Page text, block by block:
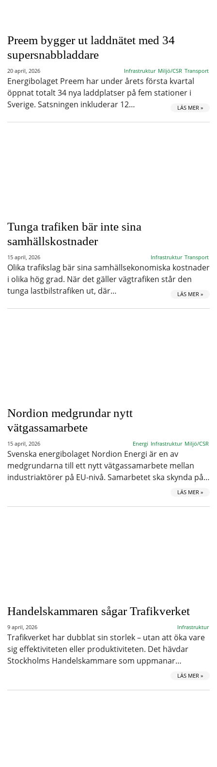
Preem bygger ut laddnätet med 34
supersnabbladdare
20 april, 2026 Infrastruktur Miljö/CSR Transport
Energibolaget Preem har under årets första kvartal
öppnat totalt 34 nya laddplatser på fem stationer i
Sverige. Satsningen inkluderar 12…
LÄS MER »
Tunga trafiken bär inte sina
samhällskostnader
15 april, 2026 Infrastruktur Transport
Olika trafikslag bär sina samhällsekonomiska kostnader
i olika hög grad. När det gäller vägtrafiken står den
tunga lastbilstrafiken ut, där…
LÄS MER »
Nordion medgrundar nytt
vätgassamarbete
15 april, 2026 Energi Infrastruktur Miljö/CSR
Svenska energibolaget Nordion Energi är en av
medgrundarna till ett nytt vätgassamarbete mellan
industriaktörer på EU-nivå. Samarbetet ska skynda på…
LÄS MER »
Handelskammaren sågar Trafikverket
9 april, 2026 Infrastruktur
Trafikverket har dubblat sin storlek – utan att öka vare
sig effektiviteten eller produktiviteten. Det hävdar
Stockholms Handelskammare som uppmanar…
LÄS MER »